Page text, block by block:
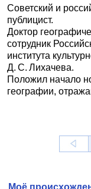
Советский и
публицист.
Доктор
сотрудник
института
Д. С. Лихачева.
Положил начало
географии,
Моё